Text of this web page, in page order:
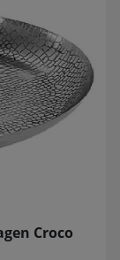
Croco